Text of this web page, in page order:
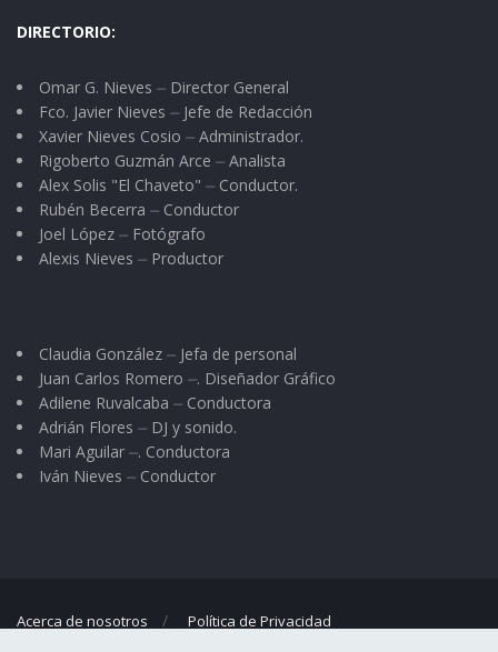
DIRECTORIO:
Omar G. Nieves ⏤ Director General
Fco. Javier Nieves ⏤ Jefe de Redacción
Xavier Nieves Cosio ⏤ Administrador.
Rigoberto Guzmán Arce ⏤ Analista
Alex Solis "El Chaveto" ⏤ Conductor.
Rubén Becerra ⏤ Conductor
Joel López ⏤ Fotógrafo
Alexis Nieves ⏤ Productor
Claudia González ⏤ Jefa de personal
Juan Carlos Romero ⏤. Diseñador Gráfico
Adilene Ruvalcaba ⏤ Conductora
Adrián Flores ⏤ DJ y sonido.
Mari Aguilar ⏤. Conductora
Iván Nieves ⏤ Conductor
Acerca de nosotros Política de Privacidad